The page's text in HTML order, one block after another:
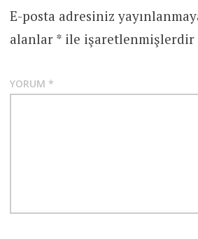
E-posta adresiniz
alanlar *ile işaretlenmişlerdir
YORUM *